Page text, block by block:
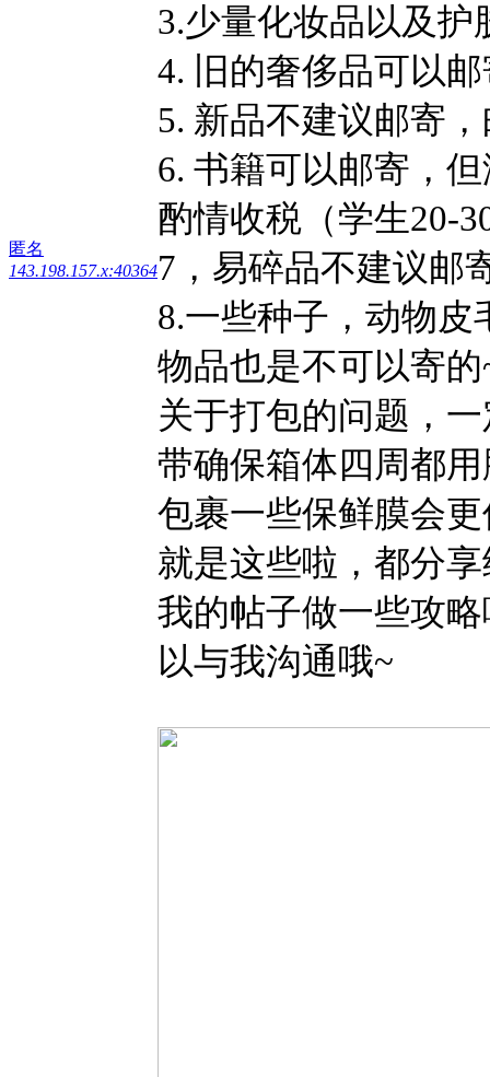
匿名
143.198.157.x:40364
3.少量化妆品以及护
4. 旧的奢侈品可以
5. 新品不建议邮寄
6. 书籍可以邮寄，
酌情收税（学⽣20-
7，易碎品不建议邮
8.一些种子，动物
物品也是不可以寄的
关于打包的问题，
带确保箱体四周都
包裹一些保鲜膜会
就是这些啦，都分
我的帖子做一些攻
以与我沟通哦~